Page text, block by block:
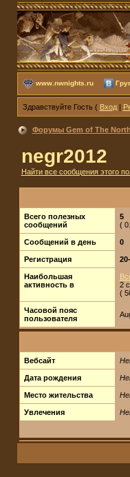
www.nwnights.ru
Здравствуйте Гость ( Вход|
Форумы Gem of The North
negr2012
Найти все сообщения этого
Всего полезных
сообщений
5
(
Сообщений в день 0
Регистрация
Наибольшая
активность в
2
(
Часовой пояс
пользователя
Вебсайт
Дата рождения
Место жительства
Увлечения